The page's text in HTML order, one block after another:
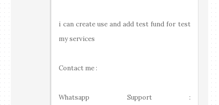
i can create use and add test fund for test
my services
Contact me :
Whatsapp Support :